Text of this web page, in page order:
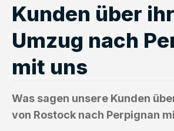
Kunden über
Umzug nach
mit uns
Was sagen unsere Kunden
von Rostock nach Perpignan